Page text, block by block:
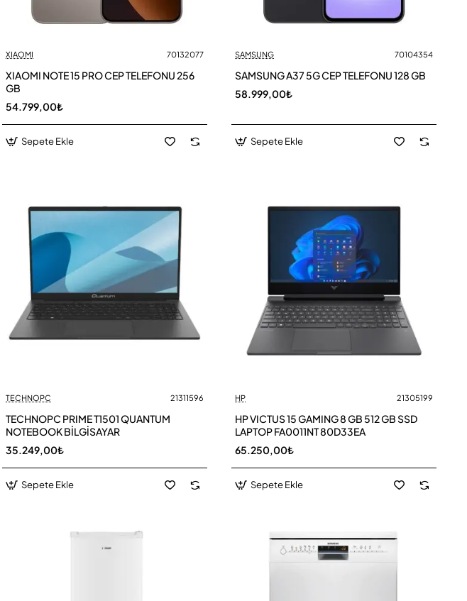
XIAOMI 70132077
XIAOMI NOTE 15 PRO CEP TELEFONU 256
GB
54.799,00₺
Sepete Ekle
SAMSUNG 70104354
SAMSUNG A37 5G CEP TELEFONU 128 GB
58.999,00₺
Sepete Ekle
TECHNOPC 21311596
TECHNOPC PRIME T1501 QUANTUM
NOTEBOOK BİLGİSAYAR
35.249,00₺
Sepete Ekle
HP 21305199
HP VICTUS 15 GAMING 8 GB 512 GB SSD
LAPTOP FA0011NT 80D33EA
65.250,00₺
Sepete Ekle